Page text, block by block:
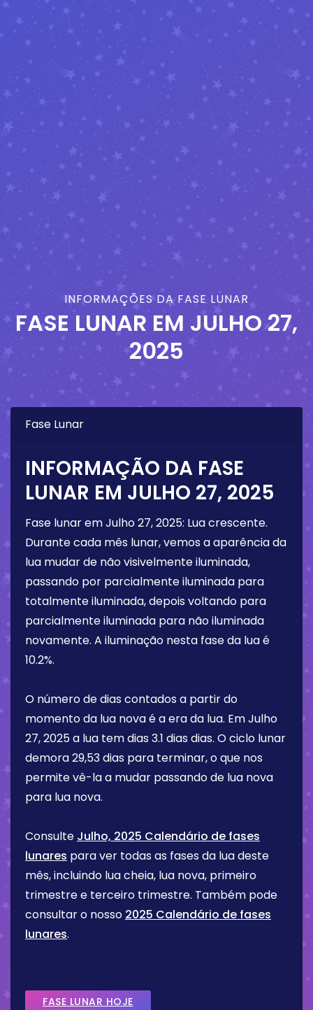
INFORMAÇÕES DA FASE LUNAR
FASE LUNAR EM JULHO 27,
2025
Fase Lunar
INFORMAÇÃO DA FASE
LUNAR EM JULHO 27, 2025
Fase lunar emJulho 27, 2025: Lua crescente.
Durante cada mês lunar, vemos a aparência da
lua mudar de não visivelmente iluminada,
passando por parcialmente iluminada para
totalmente iluminada, depois voltando para
parcialmente iluminada para não iluminada
novamente. A iluminação nesta fase da lua é
10.2%.
O número de dias contados a partir do
momento da lua nova é a era da lua. EmJulho
27, 2025a lua tem dias 3.1 dias dias. O ciclo lunar
demora 29,53 dias para terminar, o que nos
permite vê-la a mudar passando de lua nova
para lua nova.
Consulte Julho, 2025 Calendário de fases
lunares para ver todas as fases da lua deste
mês, incluindo lua cheia, lua nova, primeiro
trimestre e terceiro trimestre. Também pode
consultar o nosso 2025 Calendário de fases
lunares.
FASE LUNAR HOJE